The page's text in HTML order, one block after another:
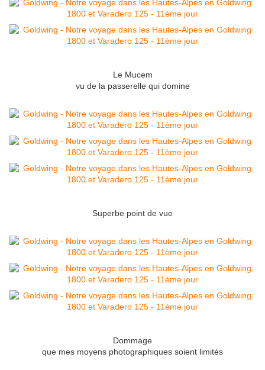
Le Mucem
vu de la passerelle qui domine
Superbe point de vue
Dommage
que mes moyens photographiques soient limités